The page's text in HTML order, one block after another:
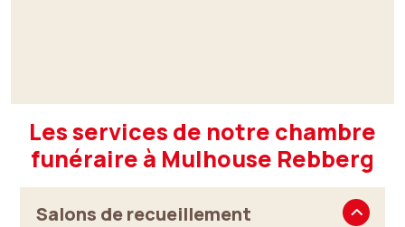
Les services de notre chambre
funéraire à Mulhouse Rebberg
Salons de recueillement